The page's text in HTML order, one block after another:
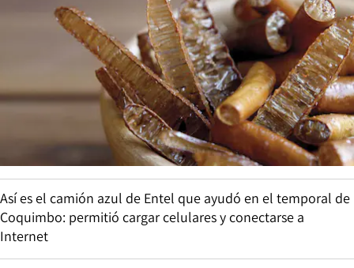
Así es el camión azul de Entel que ayudó en el temporal de
Coquimbo: permitió cargar celulares y conectarse a
Internet